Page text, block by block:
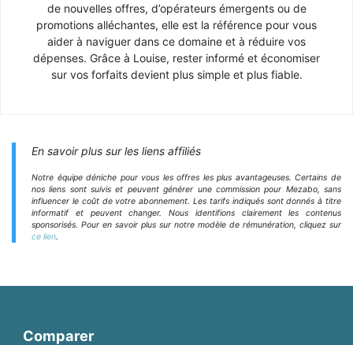
de nouvelles offres, d’opérateurs émergents ou de
promotions alléchantes, elle est la référence pour vous
aider à naviguer dans ce domaine et à réduire vos
dépenses. Grâce à Louise, rester informé et économiser
sur vos forfaits devient plus simple et plus fiable.
En savoir plus sur les liens affiliés
Notre équipe déniche pour vous les offres les plus avantageuses. Certains de
nos liens sont suivis et peuvent générer une commission pour Mezabo, sans
influencer le coût de votre abonnement. Les tarifs indiqués sont donnés à titre
informatif et peuvent changer. Nous identifions clairement les contenus
sponsorisés. Pour en savoir plus sur notre modèle de rémunération, cliquez sur
ce lien.
Comparer